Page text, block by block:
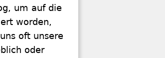
um auf die
worden,
oft unsere
oder